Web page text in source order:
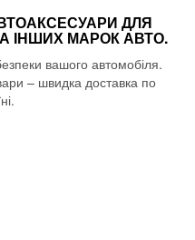
ДЛЯ
ТА ІНШИХ МАРОК АВТО.
вашого автомобіля.
– швидка доставка по